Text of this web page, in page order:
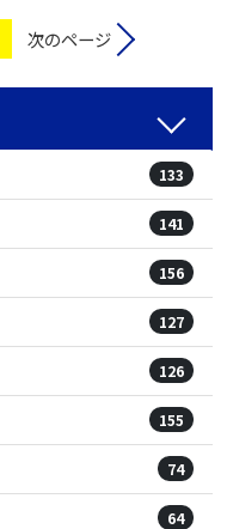
次のページ
133
141
156
127
126
155
74
64